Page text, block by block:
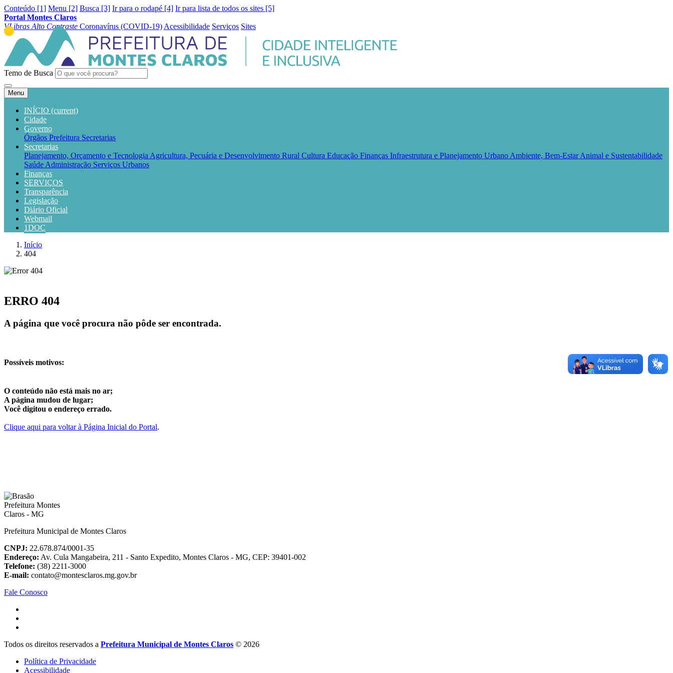
Conteúdo [1] Menu [2] Busca [3] Ir para o rodapé [4] Ir para lista de todos os sites [5]
Portal Montes Claros
VLibras Alto Contraste Coronavírus (COVID-19) Acessibilidade Serviços Sites
Temo de Busca
Menu
INÍCIO (current)
Cidade
Governo
Órgãos Prefeitura Secretarias
Secretarias
Planejamento, Orçamento e Tecnologia Agricultura, Pecuária e Desenvolvimento Rural Cultura Educação Finanças Infraestrutura e Planejamento Urbano Ambiente, Bem-Estar Animal e Sustentabilidade
Saúde Administração Serviços Urbanos
Finanças
SERVIÇOS
Transparência
Legislação
Diário Oficial
Webmail
1DOC
Início
404
ERRO 404
A página que você procura não pôde ser encontrada.
Possíveis motivos:
O conteúdo não está mais no ar;
A página mudou de lugar;
Você digitou o endereço errado.
Clique aqui para voltar à Página Inicial do Portal.
Prefeitura Municipal de Montes Claros
CNPJ: 22.678.874/0001-35
Endereço: Av. Cula Mangabeira, 211 - Santo Expedito, Montes Claros - MG, CEP: 39401-002
Telefone: (38) 2211-3000
E-mail: contato@montesclaros.mg.gov.br
Fale Conosco
Todos os direitos reservados a Prefeitura Municipal de Montes Claros © 2026
Política de Privacidade
Acessibilidade